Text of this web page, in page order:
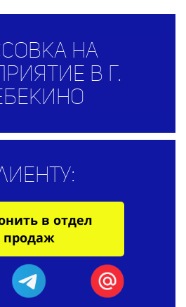
на
в г.
в отдел
продаж